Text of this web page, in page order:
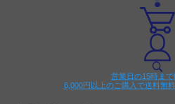
営業日の15時ま
6,000円以上のご購入で送料無